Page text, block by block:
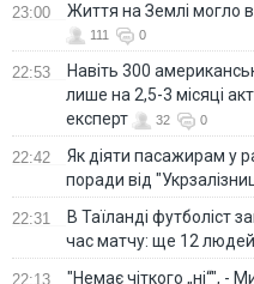
23:00 Життя на Землі могло
111 0
22:53
Навіть 300
лише на 2,5-3 місяці
експерт
32 0
22:42
Як діяти пасажирам у
поради від
22:31
В Таїланді футболіст
час матчу: ще 12
22:13
"Немає чіткого „ні“", -